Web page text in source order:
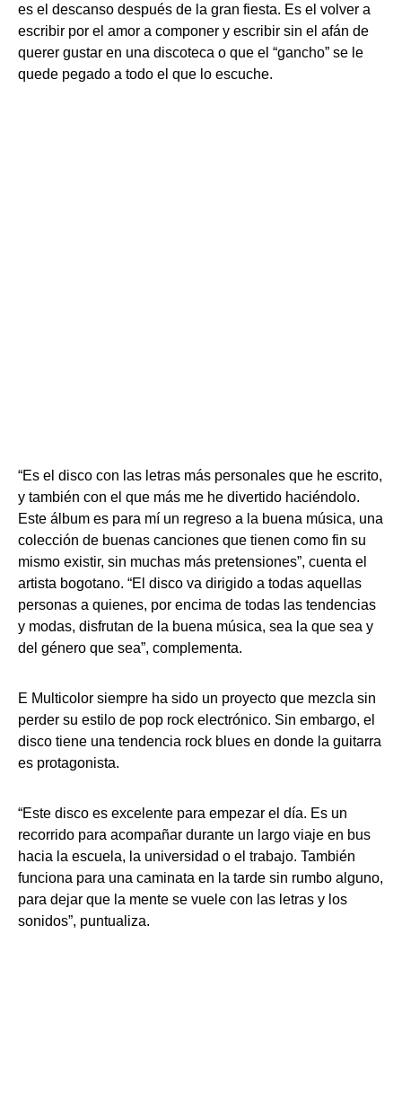
es el descanso después de la gran fiesta. Es el volver a
escribir por el amor a componer y escribir sin el afán de
querer gustar en una discoteca o que el “gancho” se le
quede pegado a todo el que lo escuche.
“Es el disco con las letras más personales que he escrito,
y también con el que más me he divertido haciéndolo.
Este álbum es para mí un regreso a la buena música, una
colección de buenas canciones que tienen como fin su
mismo existir, sin muchas más pretensiones”, cuenta el
artista bogotano. “El disco va dirigido a todas aquellas
personas a quienes, por encima de todas las tendencias
y modas, disfrutan de la buena música, sea la que sea y
del género que sea”, complementa.
E Multicolor siempre ha sido un proyecto que mezcla sin
perder su estilo de pop rock electrónico. Sin embargo, el
disco tiene una tendencia rock blues en donde la guitarra
es protagonista.
“Este disco es excelente para empezar el día. Es un
recorrido para acompañar durante un largo viaje en bus
hacia la escuela, la universidad o el trabajo. También
funciona para una caminata en la tarde sin rumbo alguno,
para dejar que la mente se vuele con las letras y los
sonidos”, puntualiza.